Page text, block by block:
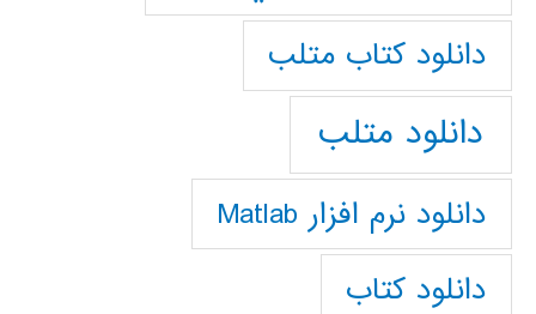
دانلود كتاب متلب
دانلود متلب
دانلود نرم افزار Matlab
دانلود کتاب